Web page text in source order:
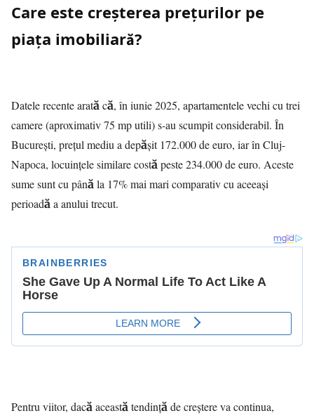
Care este creșterea prețurilor pe
piața imobiliară?
Datele recente arată că, în iunie 2025, apartamentele vechi cu trei
camere (aproximativ 75 mp utili) s-au scumpit considerabil. În
București, prețul mediu a depășit 172.000 de euro, iar în Cluj-
Napoca, locuințele similare costă peste 234.000 de euro. Aceste
sume sunt cu până la 17% mai mari comparativ cu aceeași
perioadă a anului trecut.
Pentru viitor, dacă această tendință de creștere va continua,